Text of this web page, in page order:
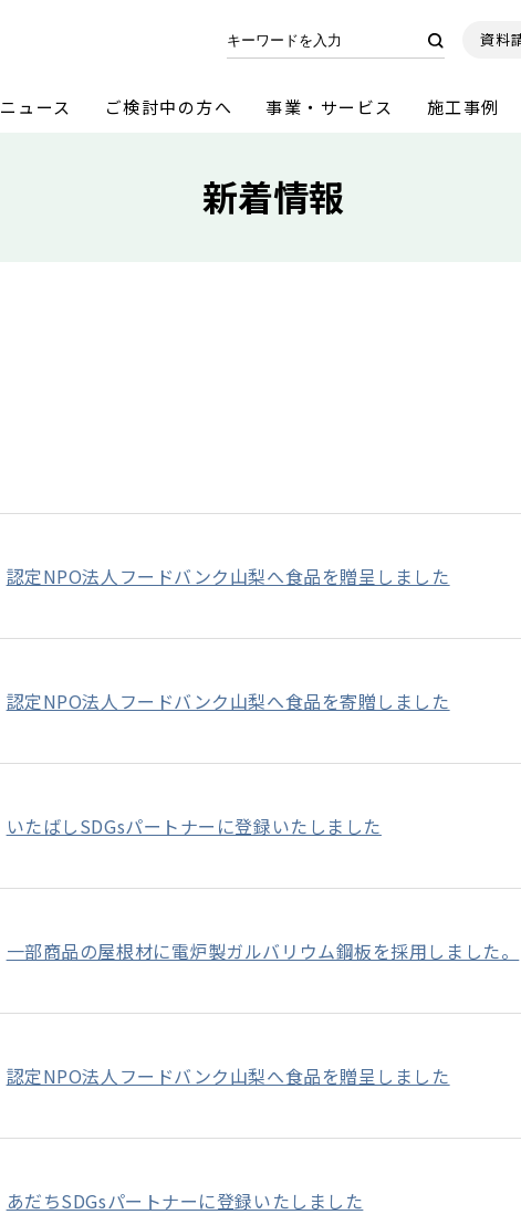
資料
ニュース ご検討中の方へ 事業・サービス 施工事例
新着情報
認定NPO法人フードバンク山梨へ食品を贈呈しました
認定NPO法人フードバンク山梨へ食品を寄贈しました
いたばしSDGsパートナーに登録いたしました
一部商品の屋根材に電炉製ガルバリウム鋼板を採用しました。
認定NPO法人フードバンク山梨へ食品を贈呈しました
あだちSDGsパートナーに登録いたしました